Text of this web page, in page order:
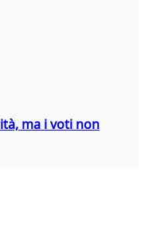
ma i voti non